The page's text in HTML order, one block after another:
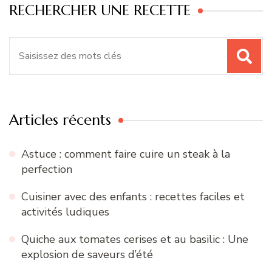
RECHERCHER UNE RECETTE
Articles récents
Astuce : comment faire cuire un steak à la
perfection
Cuisiner avec des enfants : recettes faciles et
activités ludiques
Quiche aux tomates cerises et au basilic : Une
explosion de saveurs d’été